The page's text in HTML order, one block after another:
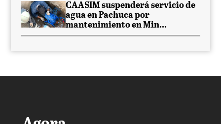
CAASIM suspenderá servicio de
agua en Pachuca por
mantenimiento en Min...